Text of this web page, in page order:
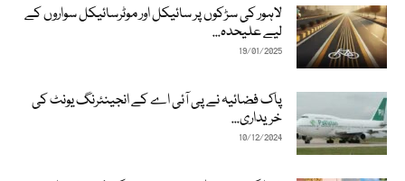
لاہور کی سڑکوں پر سائیکل اور موٹرسائیکل سواروں کے
لیے علیحدہ...
19/01/2025
پاک فضائیہ نے پی آئی اے کے انجینئرنگ یونٹ کی
خریداری...
10/12/2024